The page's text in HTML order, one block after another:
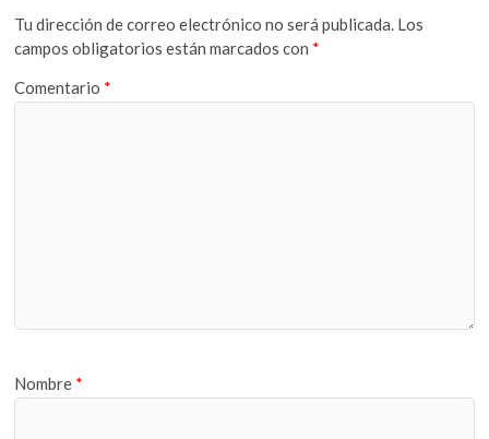
Tu dirección de correo electrónico no será publicada. Los
campos obligatorios están marcados con *
Comentario *
Nombre *